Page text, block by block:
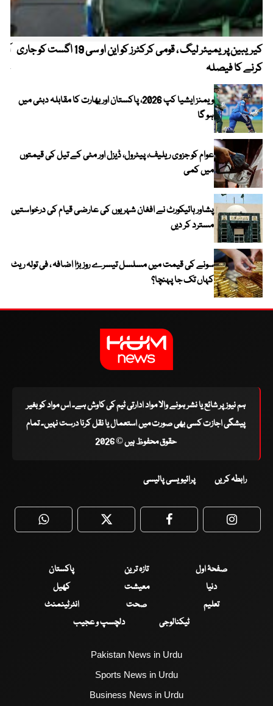
کیریبین پریمیئر لیگ ، قومی کرکٹرز کو این او سی 19 اگست کو جاری
کرنے کا فیصلہ
ویمنز ایشیا کپ 2026، پاکستان اور بھارت کا مقابلہ دبئی میں
ہو گا
عوام کو جزوی ریلیف، پیٹرول، ڈیزل اور مٹی کے تیل کی قیمتوں
میں کمی
پشاور ہائیکورٹ نے افغان شہریوں کی عارضی قیام کی درخواستیں
مسترد کر دیں
سونے کی قیمت میں مسلسل تیسرے روز بڑا اضافہ ، فی تولہ ریٹ
کہاں تک جا پہنچا؟
ہم نیوز پر شائع یا نشر ہونے والا مواد ادارتی ٹیم کی کاوش ہے۔ اس مواد کو بغیر
پیشگی اجازت کسی بھی صورت میں استعمال یا نقل کرنا درست نہیں۔ تمام
حقوق محفوظ ہیں © 2026
رابطہ کریں پرائیویسی پالیسی
WhatsApp Twitter Facebook
صفحۂ اول تازہ ترین
پاکستان
دنیا
معیشت
کھیل
تعلیم
صحت
انٹرٹینمنٹ
ٹیکنالوجی
دلچسپ و عجیب
Pakistan News in Urdu
Sports News in Urdu
Business News in Urdu